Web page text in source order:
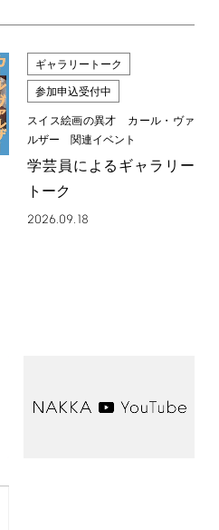
ギャラリートーク
参加申込受付中
スイス絵画の異才 カール・ヴァ
ルザー 関連イベント
学芸員によるギャラリー
トーク
2026.09.18